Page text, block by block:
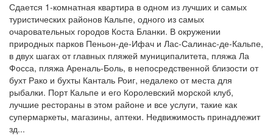
Сдается 1-комнатная квартира в одном из лучших и самых
туристических районов Кальпе, одного из самых
очаровательных городов Коста Бланки. В окружении
природных парков Пеньон-де-Ифач и Лас-Салинас-де-Кальпе,
в двух шагах от главных пляжей муниципалитета, пляжа Ла
Фосса, пляжа Ареналь-Боль, в непосредственной близости от
бухт Рако и бухты Канталь Роиг, недалеко от места для
рыбалки. Порт Кальпе и его Королевский морской клуб,
лучшие рестораны в этом районе и все услуги, такие как
супермаркеты, магазины, аптеки. Недвижимость принадлежит
зд...